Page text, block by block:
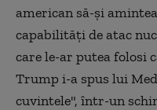
american să-şi
capabilităţi de atac
care le-ar putea folosi
Trump i-a spus lui
cuvintele", într-un